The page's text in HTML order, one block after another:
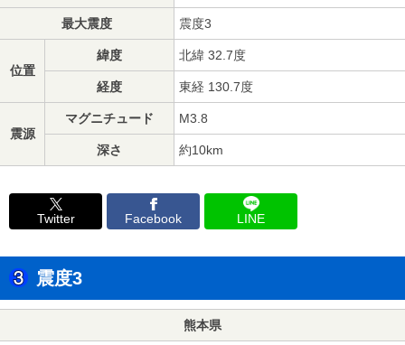
最大震度 震度3
位置
緯度 北緯 32.7度
経度 東経 130.7度
震源
マグニチュード M3.8
深さ 約10km
Twitter Facebook LINE
震度3
熊本県